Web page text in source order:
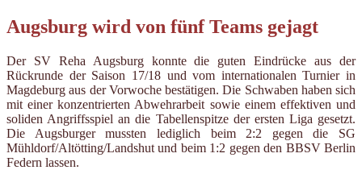
Augsburg wird von fünf Teams gejagt
Der SV Reha Augsburg konnte die guten Eindrücke aus der
Rückrunde der Saison 17/18 und vom internationalen Turnier in
Magdeburg aus der Vorwoche bestätigen. Die Schwaben haben sich
mit einer konzentrierten Abwehrarbeit sowie einem effektiven und
soliden Angriffsspiel an die Tabellenspitze der ersten Liga gesetzt.
Die Augsburger mussten lediglich beim 2:2 gegen die SG
Mühldorf/Altötting/Landshut und beim 1:2 gegen den BBSV Berlin
Federn lassen.